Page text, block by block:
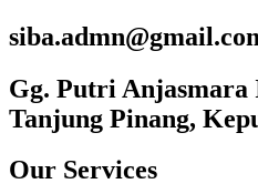
Gg. Putri
Tanjung Pinang,
Our Services